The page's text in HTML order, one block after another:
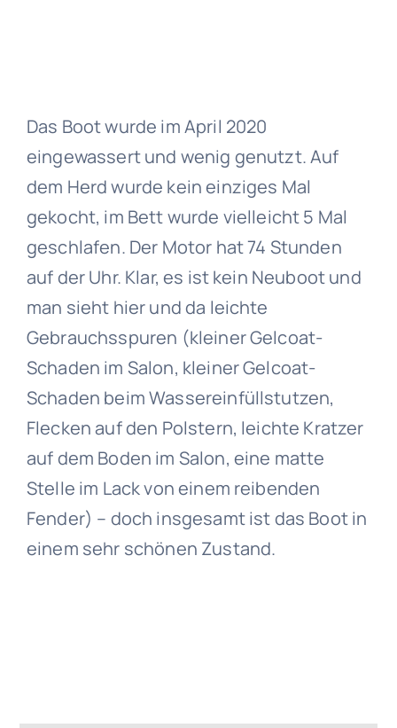
Das Boot wurde im April 2020
eingewassert und wenig genutzt. Auf
dem Herd wurde kein einziges Mal
gekocht, im Bett wurde vielleicht 5 Mal
geschlafen. Der Motor hat 74 Stunden
auf der Uhr. Klar, es ist kein Neuboot und
man sieht hier und da leichte
Gebrauchsspuren (kleiner Gelcoat-
Schaden im Salon, kleiner Gelcoat-
Schaden beim Wassereinfüllstutzen,
Flecken auf den Polstern, leichte Kratzer
auf dem Boden im Salon, eine matte
Stelle im Lack von einem reibenden
Fender) – doch insgesamt ist das Boot in
einem sehr schönen Zustand.